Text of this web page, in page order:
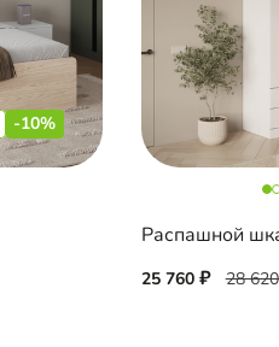
-10%
Распашной
25 760 28